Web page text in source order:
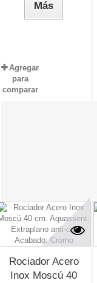
Más
Agregar
para
comparar
Rociador Acero
Inox Moscú 40